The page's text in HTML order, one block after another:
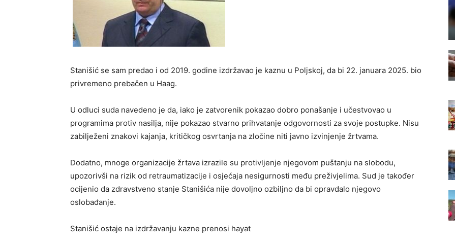
Stanišić se sam predao i od 2019. godine izdržavao je kaznu u Poljskoj, da bi 22. januara 2025. bio
privremeno prebačen u Haag.
U odluci suda navedeno je da, iako je zatvorenik pokazao dobro ponašanje i učestvovao u
programima protiv nasilja, nije pokazao stvarno prihvatanje odgovornosti za svoje postupke. Nisu
zabilježeni znakovi kajanja, kritičkog osvrtanja na zločine niti javno izvinjenje žrtvama.
Dodatno, mnoge organizacije žrtava izrazile su protivljenje njegovom puštanju na slobodu,
upozorivši na rizik od retraumatizacije i osjećaja nesigurnosti među preživjelima. Sud je također
ocijenio da zdravstveno stanje Stanišića nije dovoljno ozbiljno da bi opravdalo njegovo
oslobađanje.
Stanišić ostaje na izdržavanju kazne prenosi hayat